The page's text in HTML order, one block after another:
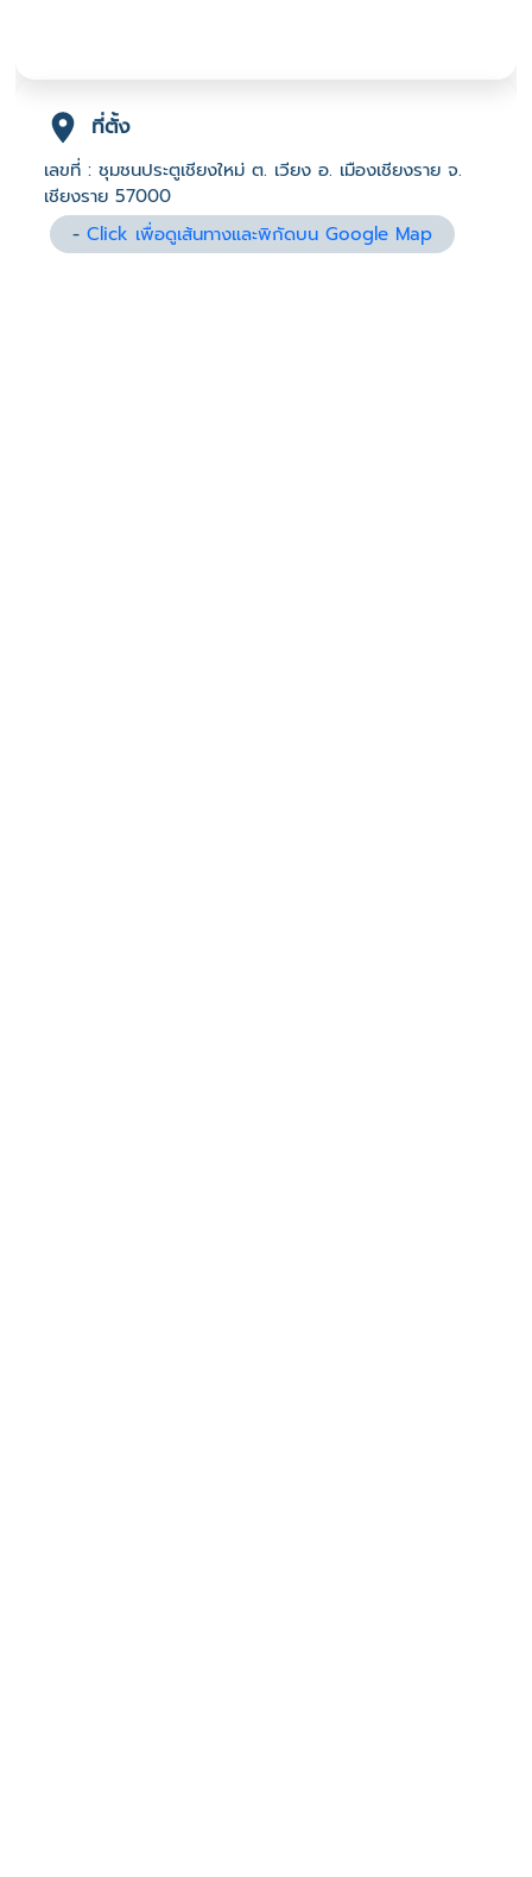
ที่ตั้ง
เลขที่ : ชุมชนประตูเชียงใหม่ ต. เวียง อ. เมืองเชียงราย จ.
เชียงราย 57000
-Click เพื่อดูเส้นทางและพิกัดบน Google Map